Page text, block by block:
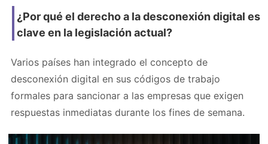
¿Por qué el derecho a la desconexión digital es
clave en la legislación actual?
Varios países han integrado el concepto de
desconexión digital en sus códigos de trabajo
formales para sancionar a las empresas que exigen
respuestas inmediatas durante los fines de semana.